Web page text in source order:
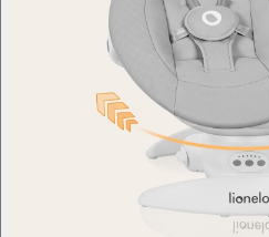
Gauti
Sutinku su Parduotuvės
Daugiau